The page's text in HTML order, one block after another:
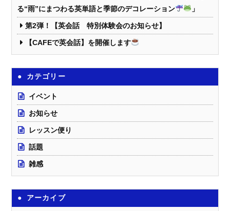
る“雨”にまつわる英単語と季節のデコレーション
」
第2弾！【英会話 特別体験会のお知らせ】
【CAFEで英会話】を開催します
カテゴリー
イベント
お知らせ
レッスン便り
話題
雑感
アーカイブ